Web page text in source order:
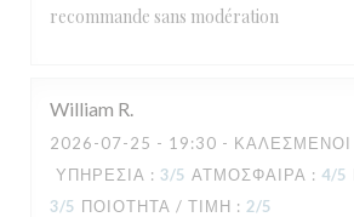
recommande sans modération
William R
2026-07-25 - 19:30 - ΚΑΛΕΣΜΈΝΟΙ
ΥΠΗΡΕΣΊΑ : 3/5 ΑΤΜΌΣΦΑΙΡΑ : 4/5
3/5 ΠΟΙΌΤΗΤΑ / ΤΙΜΉ : 2/5